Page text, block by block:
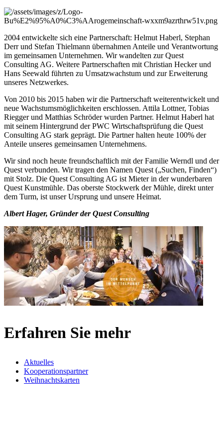
2004 entwickelte sich eine Partnerschaft: Helmut Haberl, Stephan
Derr und Stefan Thielmann übernahmen Anteile und Verantwortung
im gemeinsamen Unternehmen. Wir wandelten zur Quest
Consulting AG. Weitere Partnerschaften mit Christian Hecker und
Hans Seewald führten zu Umsatzwachstum und zur Erweiterung
unseres Netzwerkes.
Von 2010 bis 2015 haben wir die Partnerschaft weiterentwickelt und
neue Wachstumsmöglichkeiten erschlossen. Attila Lottner, Tobias
Riegger und Matthias Schröder wurden Partner. Helmut Haberl hat
mit seinem Hintergrund der PWC Wirtschaftsprüfung die Quest
Consulting AG stark geprägt. Die Partner halten heute 100% der
Anteile unseres gemeinsamen Unternehmens.
Wir sind noch heute freundschaftlich mit der Familie Werndl und der
Quest verbunden. Wir tragen den Namen Quest („Suchen, Finden“)
mit Stolz. Die Quest Consulting AG ist Mieter in der wunderbaren
Quest Kunstmühle. Das oberste Stockwerk der Mühle, direkt unter
dem Turm, ist unser Ursprung und unsere Heimat.
Albert Hager, Gründer der Quest Consulting
Erfahren Sie mehr
Aktuelles
Kooperationspartner
Weihnachtskarten